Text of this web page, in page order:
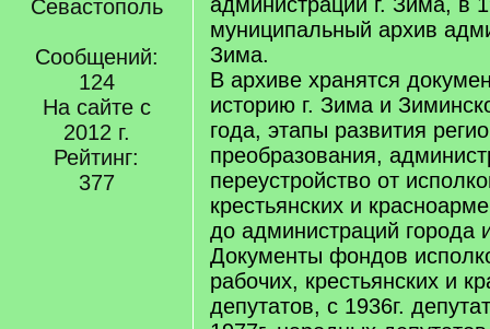
Севастополь
Сообщений:
124
На сайте с
2012 г.
Рейтинг:
377
муниципальный архив
Зима.
В архиве хранятся
историю г. Зима и
года, этапы развития
преобразования,
переустройство от
крестьянских и
до администраций города
Документы фондов
рабочих, крестьянских и
депутатов, с 1936г.